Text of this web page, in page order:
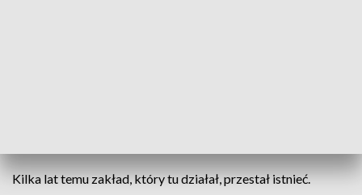
Kilka lat temu zakład, który tu działał, przestał istnieć.